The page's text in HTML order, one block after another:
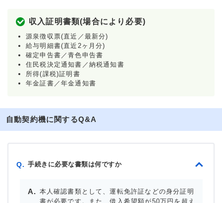
収入証明書類(場合により必要)
源泉徴収票(直近／最新分)
給与明細書(直近2ヶ月分)
確定申告書／青色申告書
住民税決定通知書／納税通知書
所得(課税)証明書
年金証書／年金通知書
自動契約機に関するQ&A
Q. 手続きに必要な書類は何ですか
本人確認書類として、運転免許証などの身分証明
書が必要です。また、借入希望額が50万円を超え